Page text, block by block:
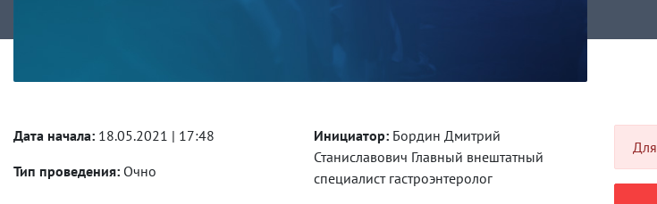
Дата начала:
18.05.2021 | 17:48
Тип проведения: Очно
Инициатор: Бордин Дмитрий
Станиславович Главный внештатный
специалист гастроэнтеролог